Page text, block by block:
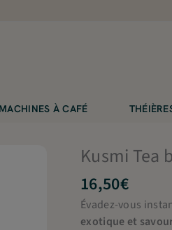
MACHINES À CAFÉ
Kusmi Tea
16,50€
Évadez-vous
exotique et